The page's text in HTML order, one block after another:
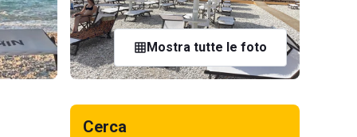
Mostra tutte le foto
Cerca